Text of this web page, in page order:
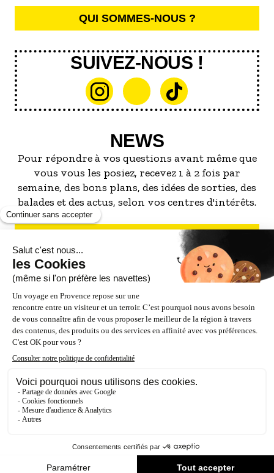
QUI SOMMES-NOUS ?
SUIVEZ-NOUS !
NEWS
Pour répondre à vos questions avant même que
vous vous les posiez, recevez 1 à 2 fois par
semaine, des bons plans, des idées de sorties, des
balades et des actus, selon vos centres d'intérêts.
S'INSCRIRE À LA NEWSLETTER
NOS PARTENAIRES
ESPACE PRO / PRESSE
Accessibilité : Partiellement conforme (87%)
Politique de confidentialité